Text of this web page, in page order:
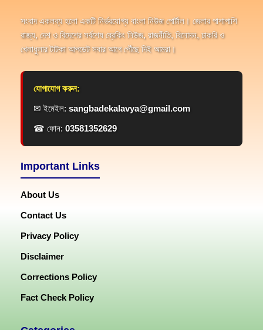
সংবাদ একলব্য হলো একটি নির্ভরযোগ্য বাংলা নিউজ পোর্টাল। জেলার পাশাপাশি
রাজ্য, দেশ ও বিদেশের সর্বশেষ ব্রেকিং নিউজ, রাজনীতি, বিনোদন, চাকরি ও
খেলাধুলার টাটকা আপডেট সবার আগে পৌঁছে দিই আমরা।
যোগাযোগ করুন:
✉ ইমেইল: sangbadekalavya@gmail.com
☎ ফোন: 03581352629
Important Links
About Us
Contact Us
Privacy Policy
Disclaimer
Corrections Policy
Fact Check Policy